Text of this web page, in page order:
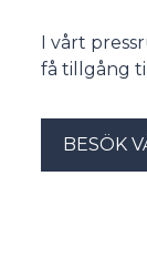
I vårt
få tillgång
BESÖK